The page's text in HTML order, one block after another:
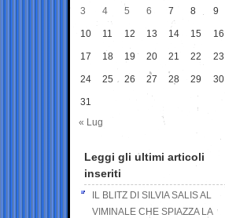
3 4 5 6 7 8 9
10 11 12 13 14 15 16
17 18 19 20 21 22 23
24 25 26 27 28 29 30
31
« Lug
Leggi gli ultimi articoli
inseriti
IL BLITZ DI SILVIA SALIS AL
VIMINALE CHE SPIAZZA LA